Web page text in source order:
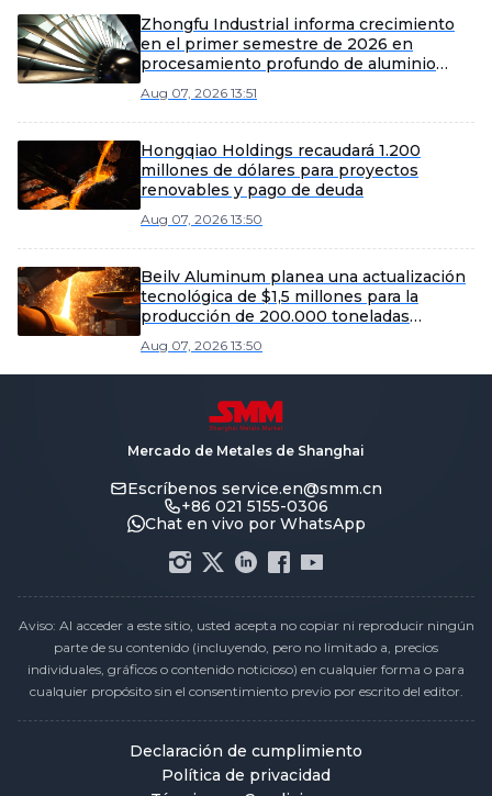
Zhongfu Industrial informa crecimiento
en el primer semestre de 2026 en
procesamiento profundo de aluminio
mercado
Aug 07, 2026 13:51
Hongqiao Holdings recaudará 1.200
millones de dólares para proyectos
renovables y pago de deuda
Aug 07, 2026 13:50
Beilv Aluminum planea una actualización
tecnológica de $1,5 millones para la
producción de 200.000 toneladas
de Yangxin.
Aug 07, 2026 13:50
Mercado de Metales de Shanghai
Escríbenos service.en@smm.cn
+86 021 5155-0306
Chat en vivo por WhatsApp
Aviso: Al acceder a este sitio, usted acepta no copiar ni reproducir ningún
parte de su contenido (incluyendo, pero no limitado a, precios
individuales, gráficos o contenido noticioso) en cualquier forma o para
cualquier propósito sin el consentimiento previo por escrito del editor.
Declaración de cumplimiento
Política de privacidad